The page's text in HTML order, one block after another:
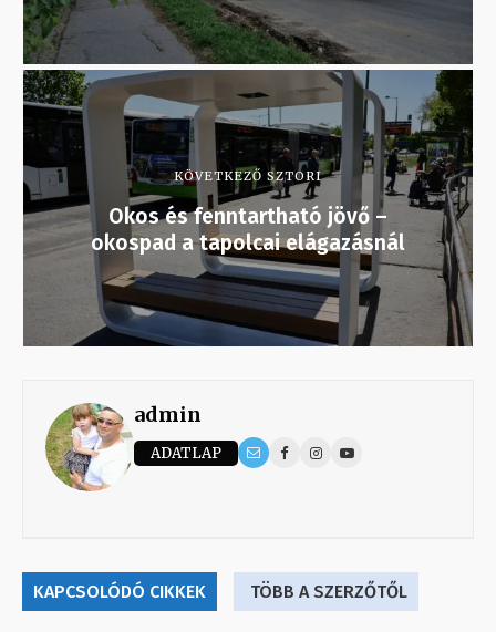
KÖVETKEZŐ SZTORI
Okos és fenntartható jövő –
okospad a tapolcai elágazásnál
admin
ADATLAP
KAPCSOLÓDÓ CIKKEK TÖBB A SZERZŐTŐL